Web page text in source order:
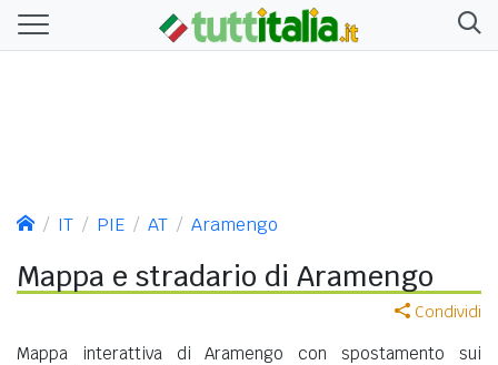
IT PIE AT Aramengo
Mappa e stradario di Aramengo
Condividi
Mappa interattiva di Aramengo con spostamento sui